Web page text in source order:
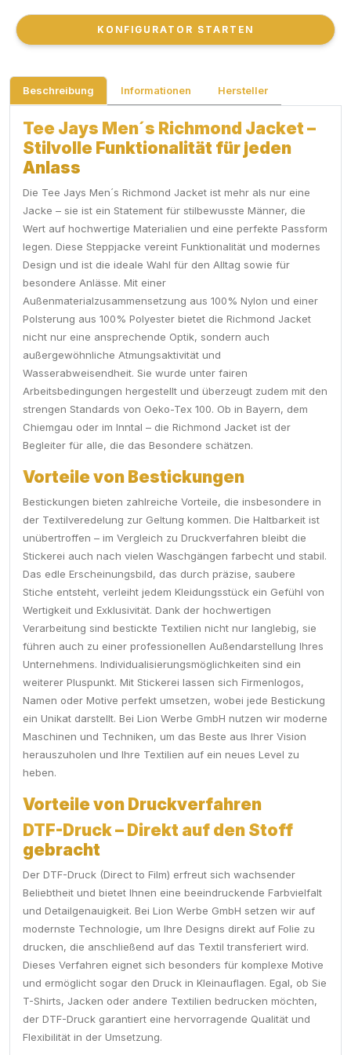
KONFIGURATOR STARTEN
KONFIGURATOR STARTEN
Beschreibung Informationen Hersteller
Tee Jays Men´s Richmond Jacket –
Stilvolle Funktionalität für jeden
Anlass
Die Tee Jays Men´s Richmond Jacket ist mehr als nur eine
Jacke – sie ist ein Statement für stilbewusste Männer, die
Wert auf hochwertige Materialien und eine perfekte Passform
legen. Diese Steppjacke vereint Funktionalität und modernes
Design und ist die ideale Wahl für den Alltag sowie für
besondere Anlässe. Mit einer
Außenmaterialzusammensetzung aus 100% Nylon und einer
Polsterung aus 100% Polyester bietet die Richmond Jacket
nicht nur eine ansprechende Optik, sondern auch
außergewöhnliche Atmungsaktivität und
Wasserabweisendheit. Sie wurde unter fairen
Arbeitsbedingungen hergestellt und überzeugt zudem mit den
strengen Standards von Oeko-Tex 100. Ob in Bayern, dem
Chiemgau oder im Inntal – die Richmond Jacket ist der
Begleiter für alle, die das Besondere schätzen.
Vorteile von Bestickungen
Bestickungen bieten zahlreiche Vorteile, die insbesondere in
der Textilveredelung zur Geltung kommen. Die Haltbarkeit ist
unübertroffen – im Vergleich zu Druckverfahren bleibt die
Stickerei auch nach vielen Waschgängen farbecht und stabil.
Das edle Erscheinungsbild, das durch präzise, saubere
Stiche entsteht, verleiht jedem Kleidungsstück ein Gefühl von
Wertigkeit und Exklusivität. Dank der hochwertigen
Verarbeitung sind bestickte Textilien nicht nur langlebig, sie
führen auch zu einer professionellen Außendarstellung Ihres
Unternehmens. Individualisierungsmöglichkeiten sind ein
weiterer Pluspunkt. Mit Stickerei lassen sich Firmenlogos,
Namen oder Motive perfekt umsetzen, wobei jede Bestickung
ein Unikat darstellt. Bei Lion Werbe GmbH nutzen wir moderne
Maschinen und Techniken, um das Beste aus Ihrer Vision
herauszuholen und Ihre Textilien auf ein neues Level zu
heben.
Vorteile von Druckverfahren
DTF-Druck – Direkt auf den Stoff
gebracht
Der DTF-Druck (Direct to Film) erfreut sich wachsender
Beliebtheit und bietet Ihnen eine beeindruckende Farbvielfalt
und Detailgenauigkeit. Bei Lion Werbe GmbH setzen wir auf
modernste Technologie, um Ihre Designs direkt auf Folie zu
drucken, die anschließend auf das Textil transferiert wird.
Dieses Verfahren eignet sich besonders für komplexe Motive
und ermöglicht sogar den Druck in Kleinauflagen. Egal, ob Sie
T-Shirts, Jacken oder andere Textilien bedrucken möchten,
der DTF-Druck garantiert eine hervorragende Qualität und
Flexibilität in der Umsetzung.